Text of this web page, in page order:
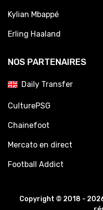
Kylian Mbappé
Erling Haaland
NOS PARTENAIRES
Daily Transfer
CulturePSG
Chainefoot
Mercato en direct
Football Addict
Copyright © 2018 -